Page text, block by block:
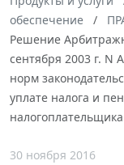
обеспечение
Решение
сентября 2003 г. N
норм
уплате налога и
30 ноября 2016